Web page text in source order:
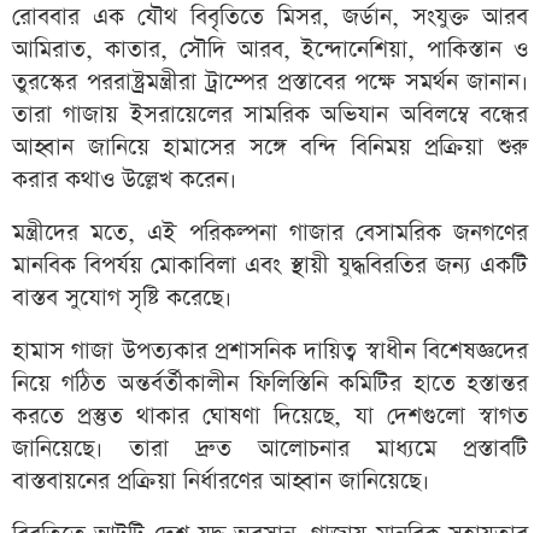
রোববার এক যৌথ বিবৃতিতে মিসর, জর্ডান, সংযুক্ত আরব
আমিরাত, কাতার, সৌদি আরব, ইন্দোনেশিয়া, পাকিস্তান ও
তুরস্কের পররাষ্ট্রমন্ত্রীরা ট্রাম্পের প্রস্তাবের পক্ষে সমর্থন জানান।
তারা গাজায় ইসরায়েলের সামরিক অভিযান অবিলম্বে বন্ধের
আহ্বান জানিয়ে হামাসের সঙ্গে বন্দি বিনিময় প্রক্রিয়া শুরু
করার কথাও উল্লেখ করেন।
মন্ত্রীদের মতে, এই পরিকল্পনা গাজার বেসামরিক জনগণের
মানবিক বিপর্যয় মোকাবিলা এবং স্থায়ী যুদ্ধবিরতির জন্য একটি
বাস্তব সুযোগ সৃষ্টি করেছে।
হামাস গাজা উপত্যকার প্রশাসনিক দায়িত্ব স্বাধীন বিশেষজ্ঞদের
নিয়ে গঠিত অন্তর্বর্তীকালীন ফিলিস্তিনি কমিটির হাতে হস্তান্তর
করতে প্রস্তুত থাকার ঘোষণা দিয়েছে, যা দেশগুলো স্বাগত
জানিয়েছে। তারা দ্রুত আলোচনার মাধ্যমে প্রস্তাবটি
বাস্তবায়নের প্রক্রিয়া নির্ধারণের আহ্বান জানিয়েছে।